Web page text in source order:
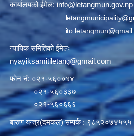
कार्यालयको ईमेल:info@letangmun.gov.np
न्यायिक समितिको ईमेलः
nyayiksamitiletang@gmail.com
फोन नं: ०२१-५६००४४
०२१-५६०३३७
०२१-५६०६६६
बारुण यन्त्र(दमकल) सम्पर्क : ९८५२०७४५५५